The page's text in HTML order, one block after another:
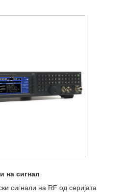
на сигнал
сигнали на RF од серијата